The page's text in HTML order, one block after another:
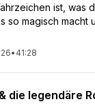
ist, was
so magisch macht
• 41:28
die legendäre